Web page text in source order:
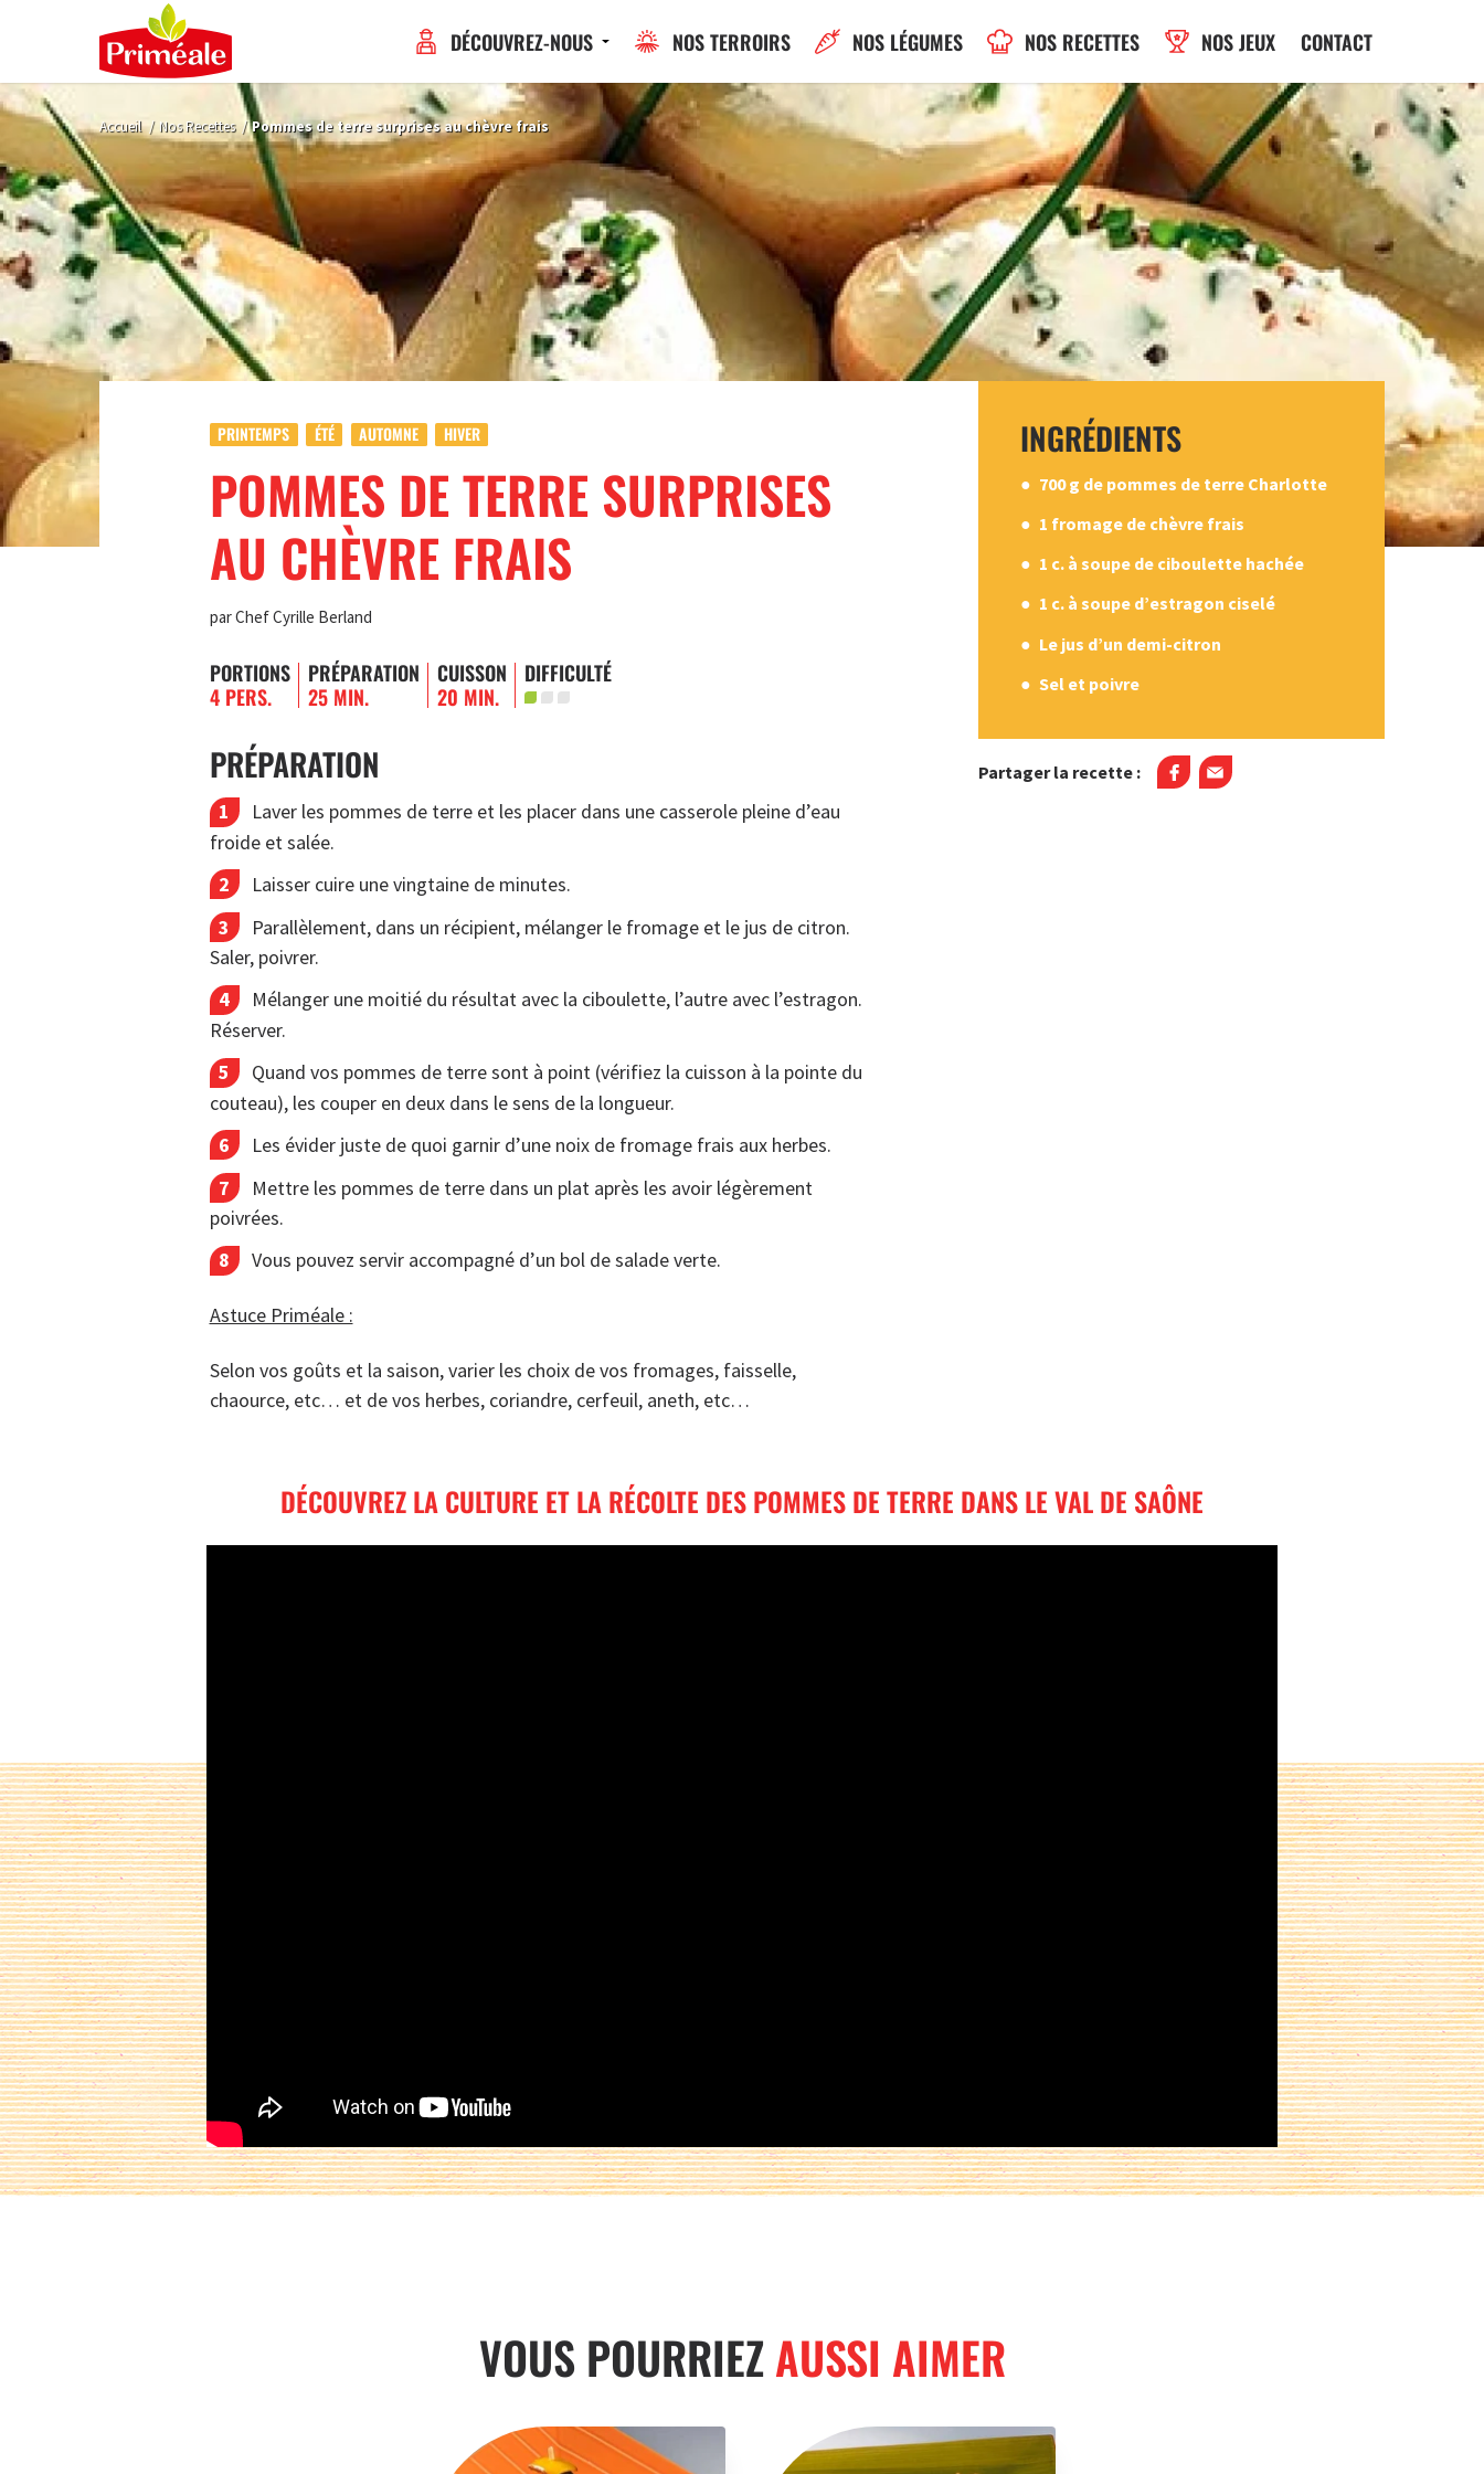
DÉCOUVREZ-NOUS NOS TERROIRS NOS LÉGUMES NOS RECETTES NOS JEUX CONTACT
Accueil / Nos Recettes / Pommes de terre surprises au chèvre frais
PRINTEMPS ÉTÉ AUTOMNE HIVER
POMMES DE TERRE SURPRISES
AU CHÈVRE FRAIS
par Chef Cyrille Berland
PORTIONS
4 PERS.
PRÉPARATION
25 MIN.
CUISSON
20 MIN.
DIFFICULTÉ
PRÉPARATION
Laver les pommes de terre et les placer dans une casserole pleine d’eau
froide et salée.
Laisser cuire une vingtaine de minutes.
Parallèlement, dans un récipient, mélanger le fromage et le jus de citron.
Saler, poivrer.
Mélanger une moitié du résultat avec la ciboulette, l’autre avec l’estragon.
Réserver.
Quand vos pommes de terre sont à point (vérifiez la cuisson à la pointe du
couteau), les couper en deux dans le sens de la longueur.
Les évider juste de quoi garnir d’une noix de fromage frais aux herbes.
Mettre les pommes de terre dans un plat après les avoir légèrement
poivrées.
Vous pouvez servir accompagné d’un bol de salade verte.
Astuce Priméale :
Selon vos goûts et la saison, varier les choix de vos fromages, faisselle,
chaource, etc… et de vos herbes, coriandre, cerfeuil, aneth, etc…
INGRÉDIENTS
700 g de pommes de terre Charlotte
1 fromage de chèvre frais
1 c. à soupe de ciboulette hachée
1 c. à soupe d’estragon ciselé
Le jus d’un demi-citron
Sel et poivre
Partager la recette :
DÉCOUVREZ LA CULTURE ET LA RÉCOLTE DES POMMES DE TERRE DANS LE VAL DE SAÔNE
Partager sur :
VOUS POURRIEZAUSSI AIMER